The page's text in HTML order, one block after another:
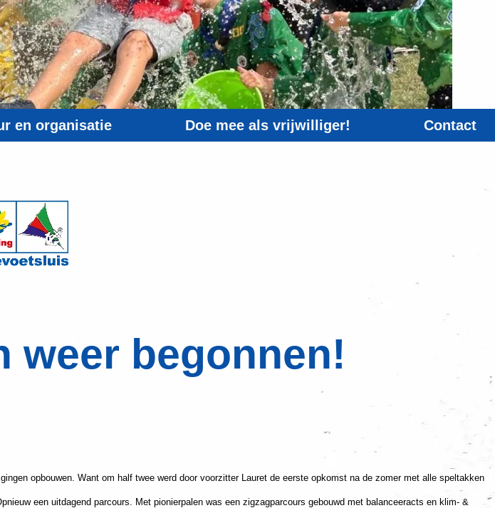
en organisatie Doe mee als vrijwilliger! Contact
weer begonnen!
opbouwen. Want om half twee werd door voorzitter Lauret de eerste opkomst na de zomer met alle speltakken
een uitdagend parcours. Met pionierpalen was een zigzagparcours gebouwd met balanceeracts en klim- &